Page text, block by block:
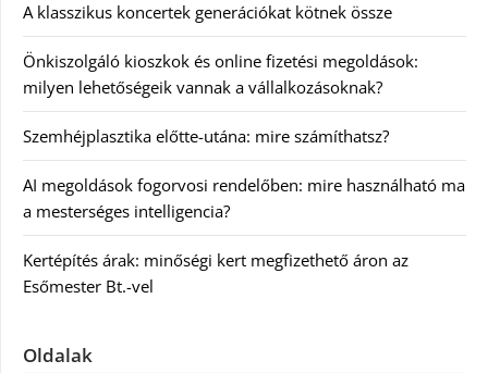
A klasszikus koncertek generációkat kötnek össze
Önkiszolgáló kioszkok és online fizetési megoldások:
milyen lehetőségeik vannak a vállalkozásoknak?
Szemhéjplasztika előtte-utána: mire számíthatsz?
AI megoldások fogorvosi rendelőben: mire használható ma
a mesterséges intelligencia?
Kertépítés árak: minőségi kert megfizethető áron az
Esőmester Bt.-vel
Oldalak